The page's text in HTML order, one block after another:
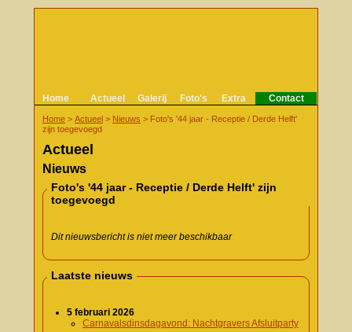
Home Actueel Galerij Foto's Extra Contact
Home > Actueel > Nieuws > Foto's '44 jaar - Receptie / Derde Helft'
zijn toegevoegd
Actueel
Nieuws
Foto's '44 jaar - Receptie / Derde Helft' zijn
toegevoegd
Dit nieuwsbericht is niet meer beschikbaar
Laatste nieuws
5 februari 2026
Carnavalsdinsdagavond: Nachtgravers Afsluitparty